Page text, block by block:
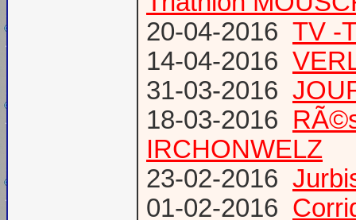
20-04-2016 TV -
14-04-2016
31-03-2016
18-03-2016
IRCHONWELZ
23-02-2016
01-02-2016